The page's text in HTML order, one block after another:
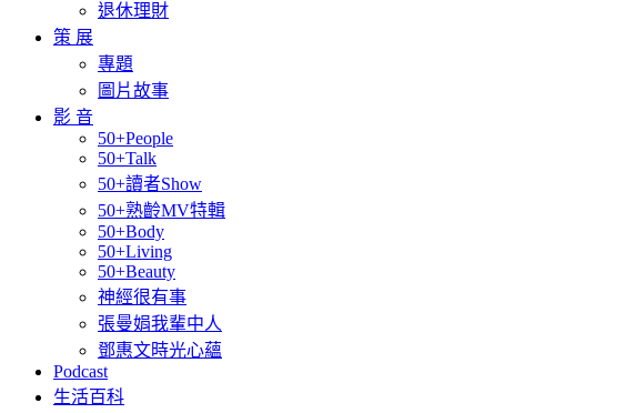
退休理財
策 展
專題
圖片故事
影 音
50+People
50+Talk
50+讀者Show
50+熟齡MV特輯
50+Body
50+Living
50+Beauty
神經很有事
張曼娟我輩中人
鄧惠文時光心蘊
Podcast
生活百科